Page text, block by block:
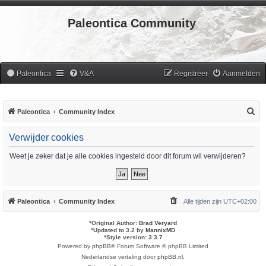
Paleontica Community
Paleontica V&A Aanmelden
Registreer
Paleontica Community Index
Verwijder cookies
Weet je zeker dat je alle cookies ingesteld door dit forum wil verwijderen?
Paleontica Community Index Alle tijden zijn UTC+02:00
*Original Author: Brad Veryard
*Updated to 3.2 by MannixMD
*Style version: 3.3.7
Powered by phpBB® Forum Software © phpBB Limited
Nederlandse vertaling doorphpBB.nl